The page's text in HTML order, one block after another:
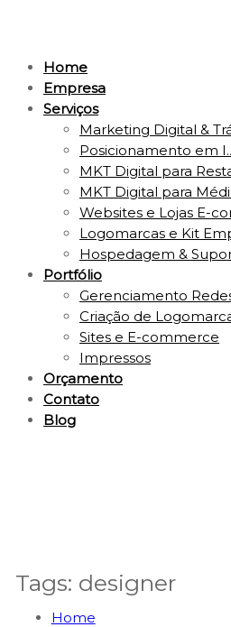
Home
Empresa
Serviços
Marketing Digital &
Posicionamento em
MKT Digital para
MKT Digital para
Websites e Lojas E-
Logomarcas e Kit
Hospedagem &
Portfólio
Gerenciamento
Criação de
Sites e E-commerce
Impressos
Orçamento
Contato
Blog
Tags: designer
Home